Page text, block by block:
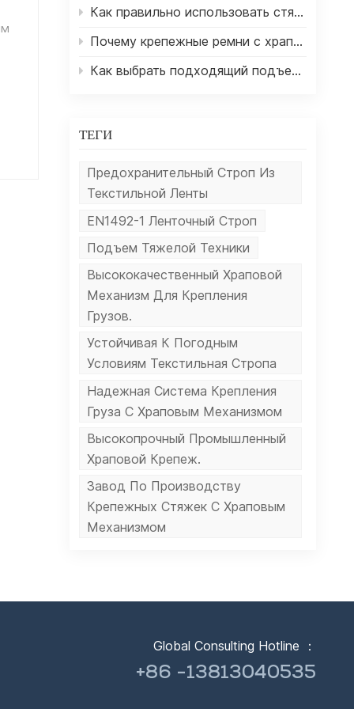
Как правильно использовать стяжные ремни с храповым механизмом для безопасной транспортировки грузов
Почему крепежные ремни с храповым механизмом необходимы для перевозки грузов?
Как выбрать подходящий подъемный строп для тяжелых работ
ТЕГИ
Предохранительный Строп Из
Текстильной Ленты
EN1492-1 Ленточный Строп
Подъем Тяжелой Техники
Высококачественный Храповой
Механизм Для Крепления
Грузов.
Устойчивая К Погодным
Условиям Текстильная Стропа
Надежная Система Крепления
Груза С Храповым Механизмом
Высокопрочный Промышленный
Храповой Крепеж.
Завод По Производству
Крепежных Стяжек С Храповым
Механизмом
Global Consulting Hotline ：
+86 -13813040535